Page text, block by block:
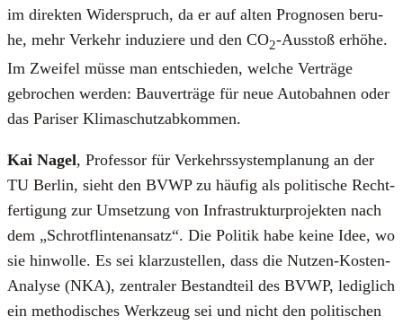
im direk­ten Wider­spruch, da er auf alten Pro­gno­sen beru­
he, mehr Ver­kehr indu­zie­re und den CO2-Aus­stoß erhö­he.
Im Zwei­fel müs­se man ent­schie­den, wel­che Ver­trä­ge
gebro­chen wer­den: Bau­ver­trä­ge für neue Auto­bah­nen oder
das Pari­ser Kli­ma­schutz­ab­kom­men.
Kai Nagel, Pro­fes­sor für Ver­kehrs­sys­tem­pla­nung an der
TU Ber­lin, sieht den BVWP zu häu­fig als poli­ti­sche Recht­
fer­ti­gung zur Umset­zung von Infra­struk­tur­pro­jek­ten nach
dem „Schrot­flin­ten­an­satz“. Die Poli­tik habe kei­ne Idee, wo
sie hin­wol­le. Es sei klar­zu­stel­len, dass die Nut­zen-Kos­ten-
Ana­ly­se (NKA), zen­tra­ler Bestand­teil des BVWP, ledig­lich
ein metho­di­sches Werk­zeug sei und nicht den poli­ti­schen